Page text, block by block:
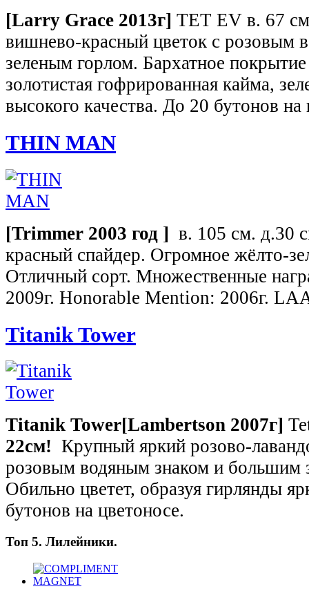
[Larry Grace 2013г] TET EV в. 67
вишнево-красный цветок с розовым
зеленым горлом. Бархатное покрытие
золотистая гофрированная кайма,
высокого качества. До 20 бутонов
THIN MAN
[Trimmer 2003 год ] в. 105 см. д.30
красный спайдер. Огромное жёлто-
Отличный сорт. Множественные
2009г. Honorable Mention: 2006г.
Titanik Tower
Titanik Tower[Lambertson 2007г]
22см! Крупный яркий розово-
розовым водяным знаком и большим
Обильно цветет, образуя гирлянды
бутонов на цветоносе.
Топ 5. Лилейники.